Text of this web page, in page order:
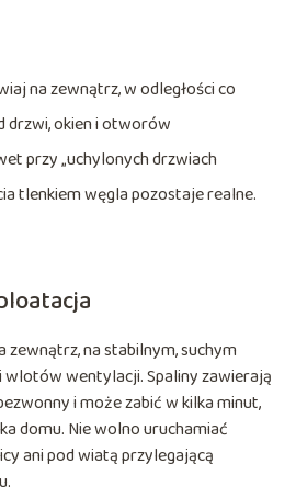
na zewnątrz, w odległości co
okien i otworów
przy „uchylonych drzwiach
tlenkiem węgla pozostaje realne.
zewnątrz, na stabilnym, suchym
wlotów wentylacji. Spaliny zawierają
i może zabić w kilka minut,
domu. Nie wolno uruchamiać
ani pod wiatą przylegającą